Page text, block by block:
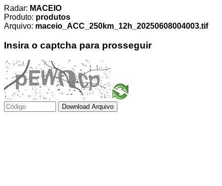
Radar: MACEIO
Produto: produtos
Arquivo: maceio_ACC_250km_12h_20250608004003.tif
Insira o captcha para prosseguir